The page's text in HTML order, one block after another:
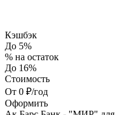
Кэшбэк
До 5%
% на остаток
До 16%
Стоимость
От 0 ₽/год
Оформить